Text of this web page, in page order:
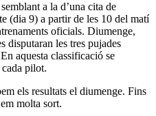
a la d’una cita de
(dia 9) a partir de les 10 del matí
oficials. Diumenge,
disputaran les tres pujades
aquesta classificació se
pilot.
els resultats el diumenge. Fins
molta sort.